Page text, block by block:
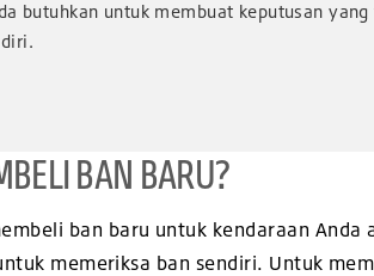
butuhkan untuk membuat keputusan
BAN BARU?
ban baru untuk kendaraan Anda
memeriksa ban sendiri. Untuk